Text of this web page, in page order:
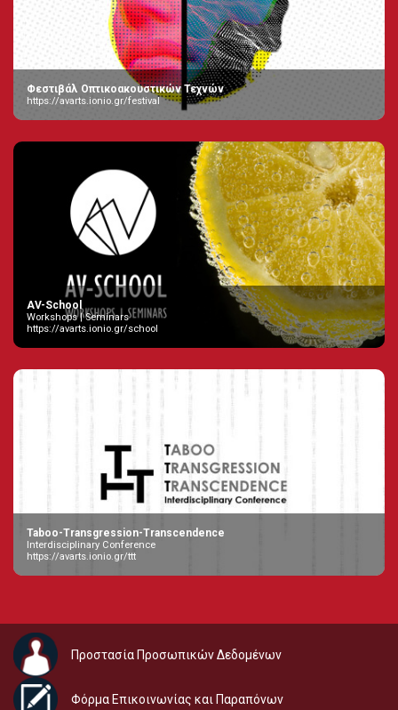
Φεστιβάλ Οπτικοακουστικών Τεχνών
https://avarts.ionio.gr/festival
AV-School
Workshops | Seminars
https://avarts.ionio.gr/school
Taboo-Transgression-Transcendence
Interdisciplinary Conference
https://avarts.ionio.gr/ttt
Προστασία Προσωπικών Δεδομένων
Φόρμα Επικοινωνίας και Παραπόνων